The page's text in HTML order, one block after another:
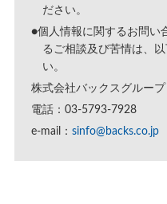
ださい。
●個人情報に関するお問い
るご相談及び苦情は、
い。
株式会社バックスグルー
電話：03-5793-7928
e-mail： sinfo@backs.co.jp